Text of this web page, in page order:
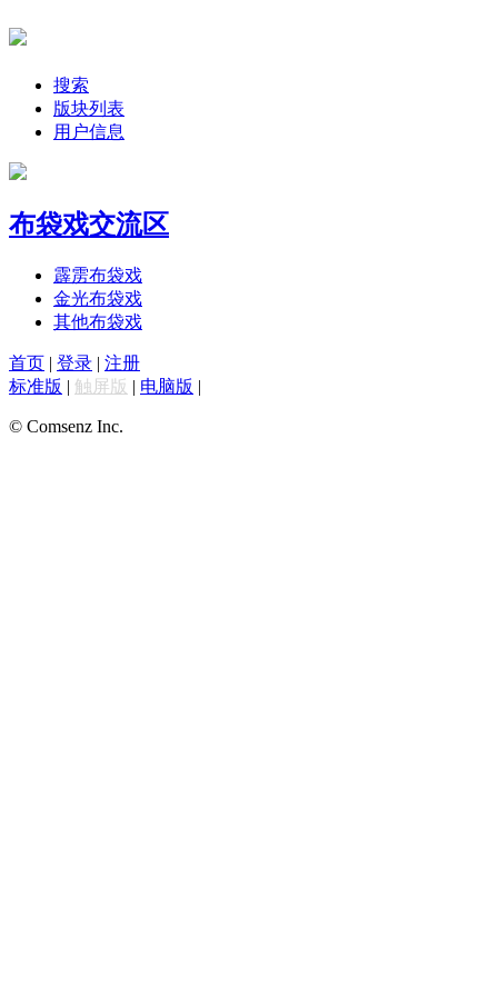
搜索
版块列表
用户信息
布袋戏交流区
霹雳布袋戏
金光布袋戏
其他布袋戏
首页 | 登录 | 注册
标准版 | 触屏版 | 电脑版 |
© Comsenz Inc.